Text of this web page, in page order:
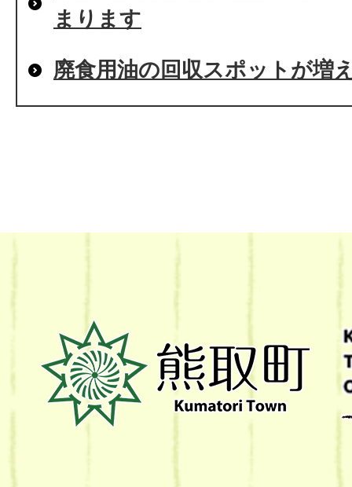
まります
廃食用油の回収スポットが増
熊
取
町
Kumatori